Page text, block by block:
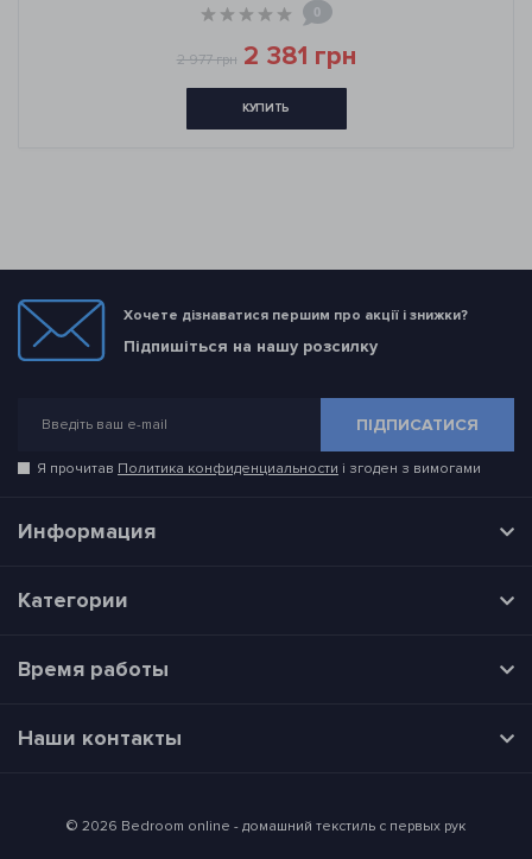
0
2 977 грн 2 381 грн
КУПИТЬ
Хочете дізнаватися першим про акції і знижки?
Підпишіться на нашу розсилку
ПІДПИСАТИСЯ
Я прочитав Политика конфиденциальности і згоден з вимогами
Информация
Категории
Время работы
Наши контакты
© 2026 Bedroom online - домашний текстиль с первых рук